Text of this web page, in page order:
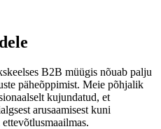
B2B müügis nõuab palju
päheõppimist. Meie põhjalik
kujundatud, et
arusaamisest kuni